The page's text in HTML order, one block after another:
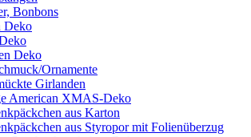
Bonbons
Deko
Deko
Ornamente
Girlanden
American XMAS-Deko
aus Karton
aus Styropor mit Folienüberzug